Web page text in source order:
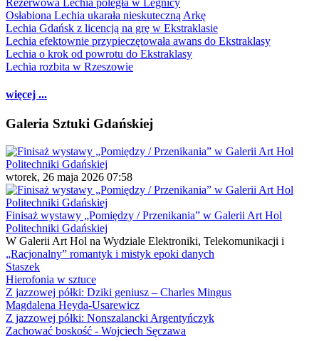
Rezerwowa Lechia poległa w Legnicy
Osłabiona Lechia ukarała nieskuteczną Arkę
Lechia Gdańsk z licencją na grę w Ekstraklasie
Lechia efektownie przypieczętowała awans do Ekstraklasy
Lechia o krok od powrotu do Ekstraklasy
Lechia rozbita w Rzeszowie
więcej ...
Galeria Sztuki Gdańskiej
wtorek, 26 maja 2026 07:58
Finisaż wystawy „Pomiędzy / Przenikania” w Galerii Art Hol
Politechniki Gdańskiej
W Galerii Art Hol na Wydziale Elektroniki, Telekomunikacji i
„Racjonalny” romantyk i mistyk epoki danych
Staszek
Hierofonia w sztuce
Z jazzowej półki: Dziki geniusz – Charles Mingus
Magdalena Heyda-Usarewicz
Z jazzowej półki: Nonszalancki Argentyńczyk
Zachować boskość - Wojciech Sęczawa